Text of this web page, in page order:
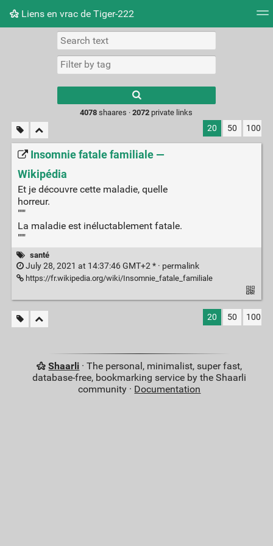
Liens en vrac de Tiger-222
Picture wall
results.
4078 shaares ·2072 private links
20 50 100
Insomnie fatale familiale —
Wikipédia
Et je découvre cette maladie, quelle
horreur.
"""
La maladie est inéluctablement fatale.
"""
santé
July 28, 2021 at 14:37:46 GMT+2 * · permalink
https://fr.wikipedia.org/wiki/Insomnie_fatale_familiale
20 50 100
Shaarli · The personal, minimalist, super fast,
database-free, bookmarking service by the Shaarli
community · Documentation